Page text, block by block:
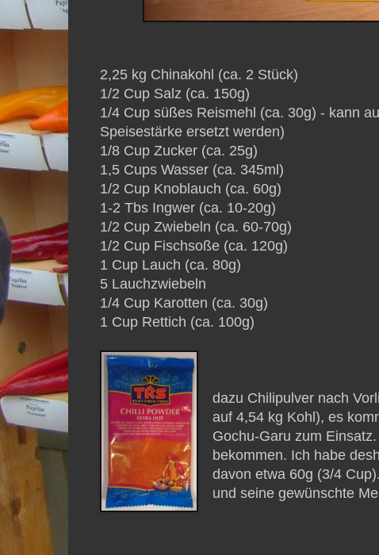
2,25 kg Chinakohl (ca. 2 Stück)
1/2 Cup Salz (ca. 150g)
1/4 Cup süßes Reismehl (ca. 30g) - kann
Speisestärke ersetzt werden)
1/8 Cup Zucker (ca. 25g)
1,5 Cups Wasser (ca. 345ml)
1/2 Cup Knoblauch (ca. 60g)
1-2 Tbs Ingwer (ca. 10-20g)
1/2 Cup Zwiebeln (ca. 60-70g)
1/2 Cup Fischsoße (ca. 120g)
1 Cup Lauch (ca. 80g)
5 Lauchzwiebeln
1/4 Cup Karotten (ca. 30g)
1 Cup Rettich (ca. 100g)
dazu Chilipulver nach
auf 4,54 kg Kohl), es
Gochu-Garu zum
bekommen. Ich habe
davon etwa 60g (3/4
und seine gewünschte